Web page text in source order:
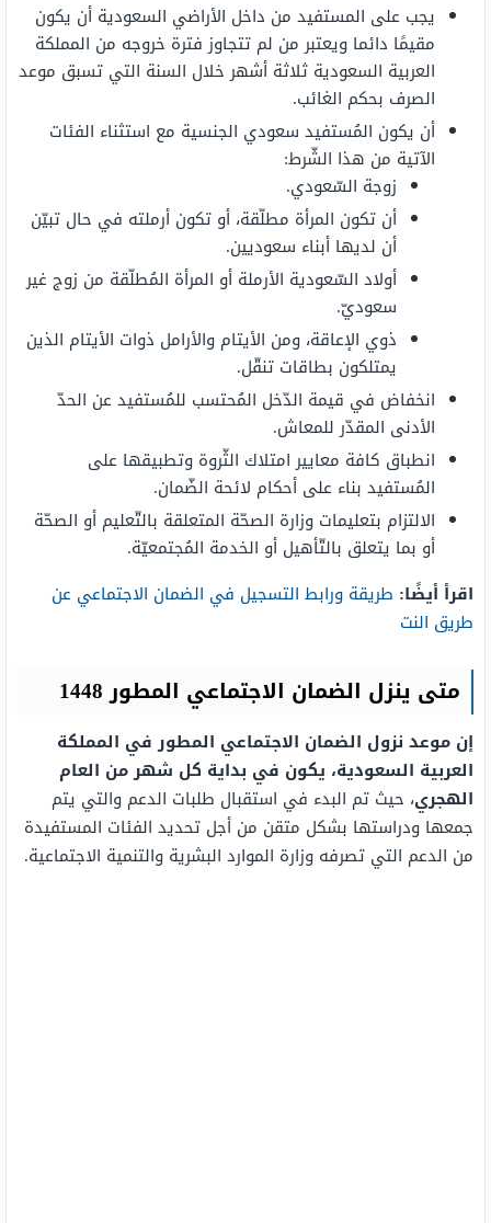
يجب على المستفيد من داخل الأراضي السعودية أن يكون
مقيمًا دائما ويعتبر من لم تتجاوز فترة خروجه من المملكة
العربية السعودية ثلاثة أشهر خلال السنة التي تسبق موعد
الصرف بحكم الغائب.
أن يكون المُستفيد سعودي الجنسية مع استثناء الفئات
الآتية من هذا الشّرط:
زوجة السّعودي.
أن تكون المرأة مطلّقة، أو تكون أرملته في حال تبيّن
أن لديها أبناء سعوديين.
أولاد السّعودية الأرملة أو المرأة المُطلّقة من زوج غير
سعوديّ.
ذوي الإعاقة، ومن الأيتام والأرامل ذوات الأيتام الذين
يمتلكون بطاقات تنقّل.
انخفاض في قيمة الدّخل المُحتسب للمُستفيد عن الحدّ
الأدنى المقدّر للمعاش.
انطباق كافة معايير امتلاك الثّروة وتطبيقها على
المُستفيد بناء على أحكام لائحة الضّمان.
الالتزام بتعليمات وزارة الصحّة المتعلقة بالتّعليم أو الصحّة
أو بما يتعلق بالتّأهيل أو الخدمة المُجتمعيّة.
اقرأ أيضًا: طريقة ورابط التسجيل في الضمان الاجتماعي عن
طريق النت
متى ينزل الضمان الاجتماعي المطور 1448
إن موعد نزول الضمان الاجتماعي المطور في المملكة
العربية السعودية، يكون في بداية كل شهر من العام
الهجري، حيث تم البدء في استقبال طلبات الدعم والتي يتم
جمعها ودراستها بشكل متقن من أجل تحديد الفئات المستفيدة
من الدعم التي تصرفه وزارة الموارد البشرية والتنمية الاجتماعية.